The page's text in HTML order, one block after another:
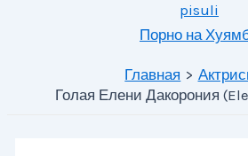
pisuli
Порно на
Главная
Голая Елени Дакорония